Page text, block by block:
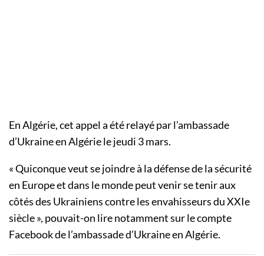
En Algérie, cet appel a été relayé par l’ambassade
d’Ukraine en Algérie le jeudi 3 mars.
« Quiconque veut se joindre à la défense de la sécurité
en Europe et dans le monde peut venir se tenir aux
côtés des Ukrainiens contre les envahisseurs du XXIe
siècle », pouvait-on lire notamment sur le compte
Facebook de l’ambassade d’Ukraine en Algérie.